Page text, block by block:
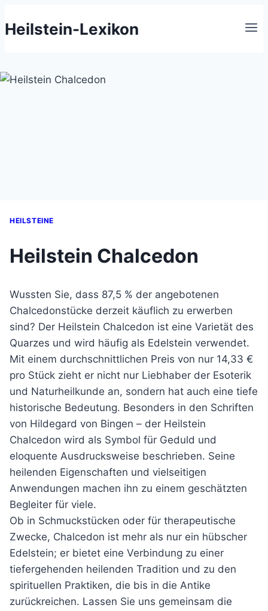
Inhalt
Heilstein-Lexikon
HEILSTEINE
Heilstein Chalcedon
Wussten Sie, dass 87,5 % der angebotenen
Chalcedonstücke derzeit käuflich zu erwerben
sind? Der Heilstein Chalcedon ist eine Varietät des
Quarzes und wird häufig als Edelstein verwendet.
Mit einem durchschnittlichen Preis von nur 14,33 €
pro Stück zieht er nicht nur Liebhaber der Esoterik
und Naturheilkunde an, sondern hat auch eine tiefe
historische Bedeutung. Besonders in den Schriften
von Hildegard von Bingen – der Heilstein
Chalcedon wird als Symbol für Geduld und
eloquente Ausdrucksweise beschrieben. Seine
heilenden Eigenschaften und vielseitigen
Anwendungen machen ihn zu einem geschätzten
Begleiter für viele.
Ob in Schmuckstücken oder für therapeutische
Zwecke, Chalcedon ist mehr als nur ein hübscher
Edelstein; er bietet eine Verbindung zu einer
tiefergehenden heilenden Tradition und zu den
spirituellen Praktiken, die bis in die Antike
zurückreichen. Lassen Sie uns gemeinsam die